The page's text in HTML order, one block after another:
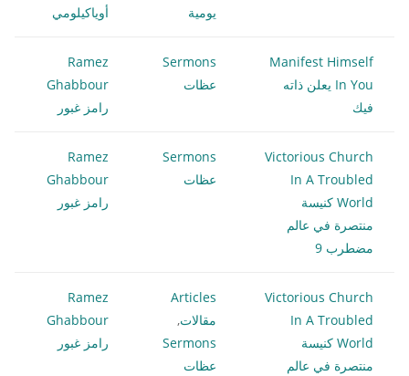
يومية
أوياكيلومي
Manifest Himself
In You يعلن ذاته
فيك
Sermons
عظات
Ramez
Ghabbour
رامز غبور
Victorious Church
In A Troubled
World كنيسة
منتصرة في عالم
مضطرب 9
Sermons
عظات
Ramez
Ghabbour
رامز غبور
Victorious Church
In A Troubled
World كنيسة
منتصرة في عالم
Articles
مقالات,
Sermons
عظات
Ramez
Ghabbour
رامز غبور